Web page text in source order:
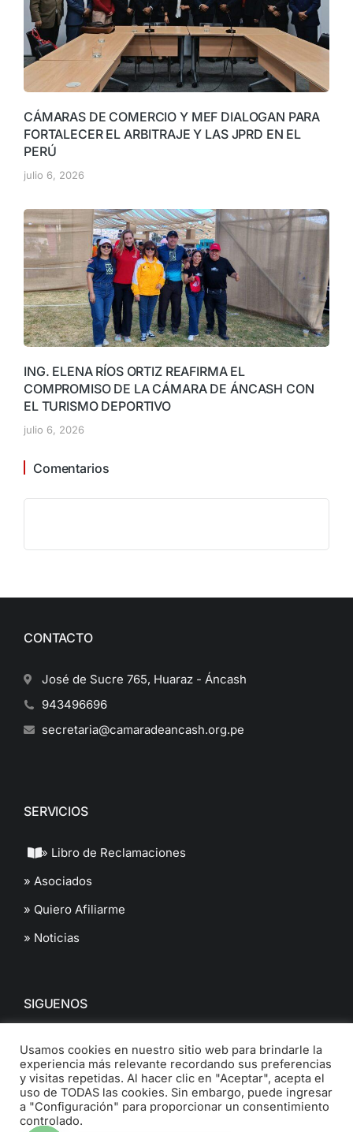
CÁMARAS DE COMERCIO Y MEF DIALOGAN PARA
FORTALECER EL ARBITRAJE Y LAS JPRD EN EL
PERÚ
julio 6, 2026
ING. ELENA RÍOS ORTIZ REAFIRMA EL
COMPROMISO DE LA CÁMARA DE ÁNCASH CON
EL TURISMO DEPORTIVO
julio 6, 2026
Comentarios
CONTACTO
José de Sucre 765, Huaraz - Áncash
943496696
secretaria@camaradeancash.org.pe
SERVICIOS
» Libro de Reclamaciones
» Asociados
» Quiero Afiliarme
» Noticias
SIGUENOS
© 2022 Cámara de Comercio de Ancash. All Rights Reserved.
Usamos cookies en nuestro sitio web para brindarle la
experiencia más relevante recordando sus preferencias
y visitas repetidas. Al hacer clic en "Aceptar", acepta el
uso de TODAS las cookies. Sin embargo, puede ingresar
a "Configuración" para proporcionar un consentimiento
controlado.